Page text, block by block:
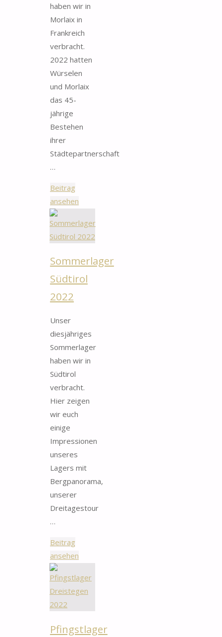
haben wir in
Morlaix in
Frankreich
verbracht.
2022 hatten
Würselen
und Morlaix
das 45-
jährige
Bestehen
ihrer
Städtepartnerschaft
…
Beitrag
ansehen"Sommerlager
2023"
Sommerlager
Südtirol
2022
Unser
diesjähriges
Sommerlager
haben wir in
Südtirol
verbracht.
Hier zeigen
wir euch
einige
Impressionen
unseres
Lagers mit
Bergpanorama,
unserer
Dreitagestour
…
Beitrag
ansehen"Sommerlager
2022"
Pfingstlager